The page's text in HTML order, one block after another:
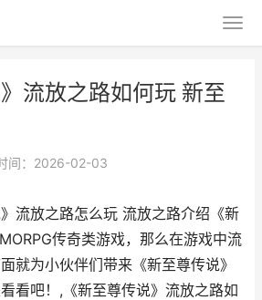
流放之路如何玩 新至
间：2026-02-03
流放之路怎么玩 流放之路介绍《新
传奇类游戏，那么在游戏中流
就为小伙伴们带来《新至尊传说》
看吧！,《新至尊传说》流放之路如